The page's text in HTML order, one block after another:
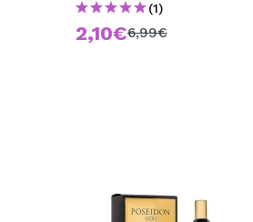
(1)
2,10€6,99€